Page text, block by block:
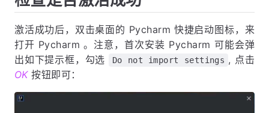
激活成功后，双击桌面的 Pycharm 快捷启动图标，来
打开 Pycharm 。注意，首次安装 Pycharm 可能会弹
出如下提示框，勾选
Do not import settings , 点击
OK按钮即可：